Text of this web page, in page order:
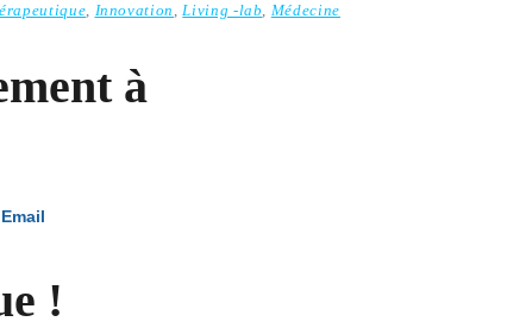
, Innovation ,Living -lab, Médecine
à
Email
!